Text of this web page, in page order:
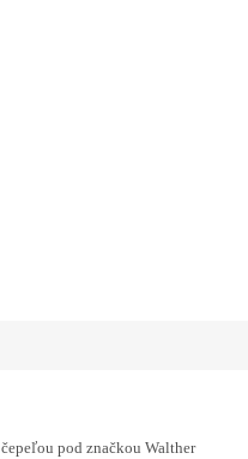
pod značkou Walther